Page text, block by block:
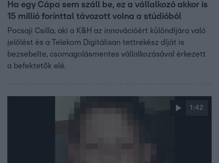
Ha egy Cápa sem száll be, ez a vállalkozó akkor is
15 millió forinttal távozott volna a stúdióból
Pocsaji Csilla, aki a K&H az innovációért különdíjára való
jelölést és a Telekom Digitálisan tettrekész díját is
bezsebelte, csomagolásmentes vállalkozásával érkezett
a befektetők elé.
1:42